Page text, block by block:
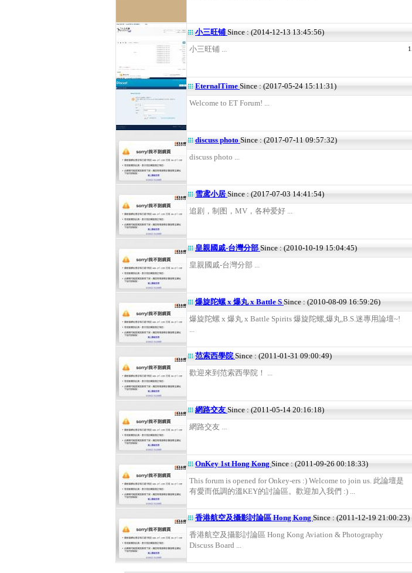
小三旺铺Since : (2014-12-13 13:45:56)
小三旺铺 ... 1.
EternalTime Since : (2017-05-24 15:11:31)
Welcome to ET Forum! ...
discuss photo Since : (2017-07-11 09:57:32)
discuss photo ...
雪鸢小居Since : (2017-07-03 14:41:54)
追剧，制图，MV，各种爱好 ...
皇親國戚-台灣分部 Since : (2010-10-19 15:04:45)
皇親國戚-台灣分部 ...
爆旋陀螺 x 爆丸 x Battle S Since : (2010-08-09 16:59:26)
爆旋陀螺 x 爆丸 x Battle Spirits 爆旋陀螺,爆丸,B.S.迷專用論壇~!
...
范索西學院Since : (2011-01-31 09:00:49)
歡迎來到范索西學院！ ...
網路交友 Since : (2011-05-14 20:16:18)
網路交友 ...
OnKey 1st Hong Kong Since : (2011-09-26 00:18:33)
This forum is opened for Onkey-ers :) Welcome to join us. 此論壇是
有愛而低調的溫KEY的討論區。歡迎加入我們 :) ...
香港航空及攝影討論區 Hong Kong Since : (2011-12-19 21:00:23)
香港航空及攝影討論區 Hong Kong Aviation & Photography
Discuss Board ...